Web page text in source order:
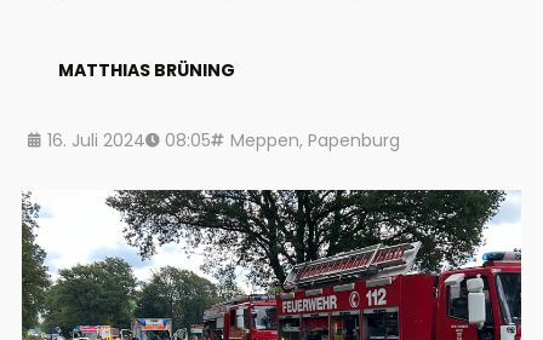
MATTHIAS BRÜNING
16. Juli 2024 08:05 Meppen, Papenburg